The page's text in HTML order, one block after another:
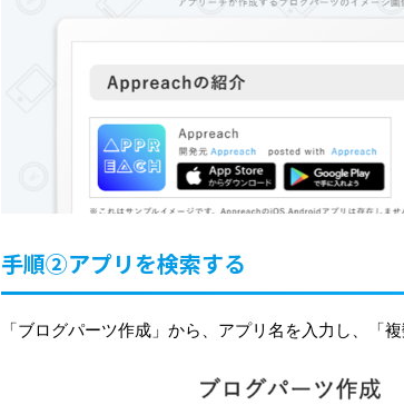
手順②アプリを検索する
「ブログパーツ作成」から、アプリ名を入力し、「